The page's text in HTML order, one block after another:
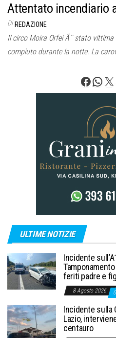
Attentato incendiario
Di REDAZIONE
Il circo Moira Orfei Ã¨ stato
compiuto durante la notte. La
X
ULTIME NOTIZIE
Incidente
feriti padre e
8 Agosto 2026 0
Incidente sulla
Lazio,
centauro